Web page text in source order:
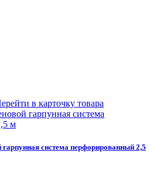
в карточку товара
система перфорированный 2,5